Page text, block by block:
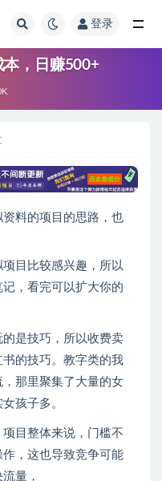
登录
本，日赚500+
料的项目的思路，也
目比较感兴趣，所以
，看完可以扩大你的
是技巧，所以收费卖
的技巧。教字类的我
那里聚集了大量的女
孩子多。
目整体来说，门槛不
，这也导致竞争可能
量，